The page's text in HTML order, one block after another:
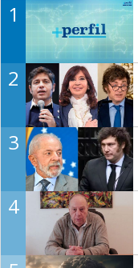
1
2
3
4